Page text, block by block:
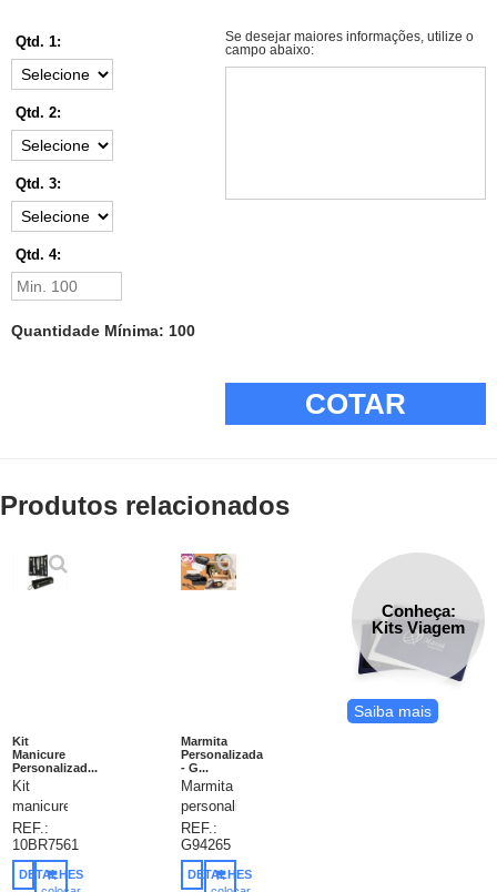
Qtd. 1:
Qtd. 2:
Qtd. 3:
Qtd. 4:
Quantidade Mínima: 100
Se desejar maiores informações, utilize o
campo abaixo:
COTAR
Produtos relacionados
Kit
Manicure
Personalizad...
Kit
manicure
personalizado
com 4
peças.
Conteúdo:
REF.:
10BR7561
DETALHES
Marmita
Personalizada
- G...
Marmita
personalizada,
marmita
em PP
com
capacidade
REF.:
G94265
DETALHES
Conheça:
Kits Viagem
Saiba mais